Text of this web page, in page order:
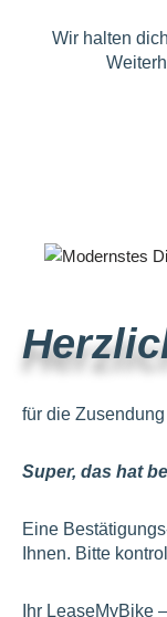
Wir halten
für die
Super, das hat
Eine
Ihnen. Bitte
Ihr LeaseMyBike